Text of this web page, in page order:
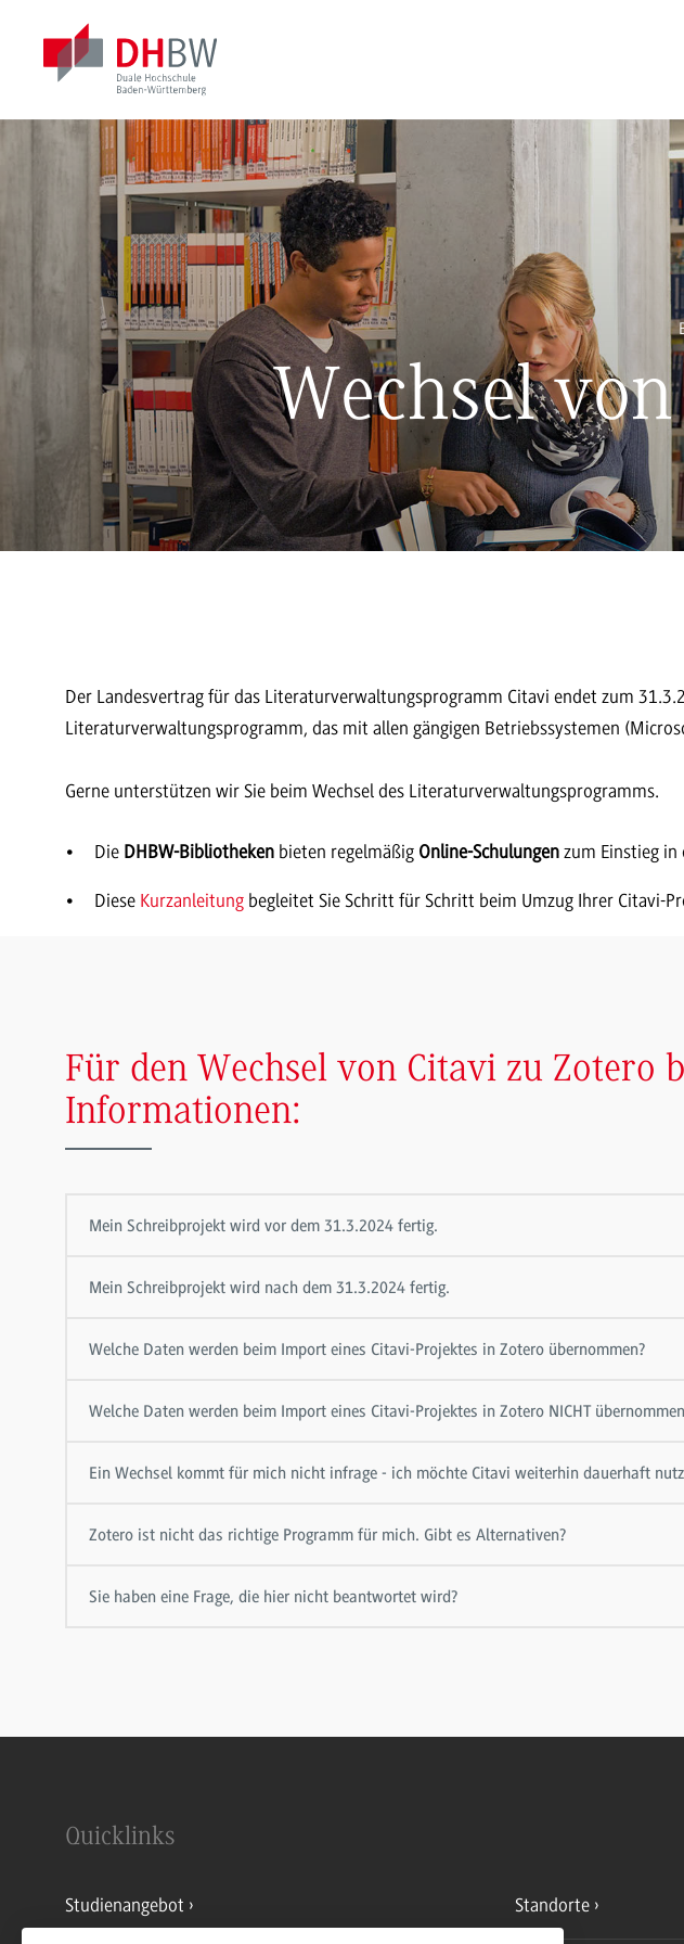
Wechsel
Der Landesvertrag für das Literaturverwaltungsprogramm Citavi endet zum
Literaturverwaltungsprogramm, das mit allen gängigen Betriebssystemen
Gerne unterstützen wir Sie beim Wechsel des Literaturverwaltungsprogramms.
Die DHBW-Bibliotheken bieten regelmäßig Online-Schulungen zum Einstieg
Diese Kurzanleitung begleitet Sie Schritt für Schritt beim Umzug Ihrer Citavi-
Für den Wechsel von Citavi zu Zotero
Informationen:
Mein Schreibprojekt wird vor dem 31.3.2024 fertig.
Mein Schreibprojekt wird nach dem 31.3.2024 fertig.
Welche Daten werden beim Import eines Citavi-Projektes in Zotero übernommen?
Welche Daten werden beim Import eines Citavi-Projektes in Zotero NICHT
Ein Wechsel kommt für mich nicht infrage - ich möchte Citavi weiterhin dauerhaft
Zotero ist nicht das richtige Programm für mich. Gibt es Alternativen?
Sie haben eine Frage, die hier nicht beantwortet wird?
Quicklinks
Studienangebot Standorte